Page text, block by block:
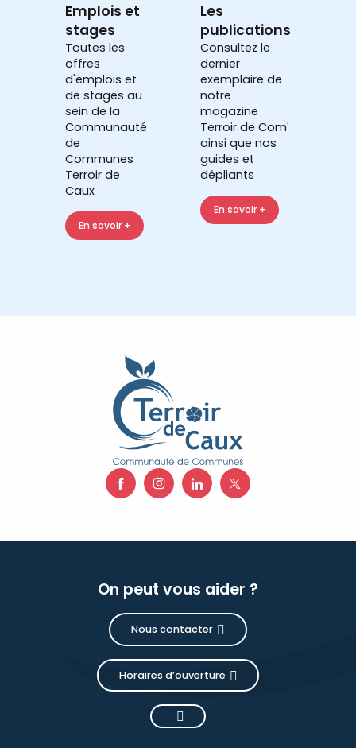
Emplois et
stages
Toutes les
offres
d'emplois et
de stages au
sein de la
Communauté
de
Communes
Terroir de
Caux
En savoir +
Les
publications
Consultez le
dernier
exemplaire de
notre
magazine
Terroir de Com'
ainsi que nos
guides et
dépliants
En savoir +
On peut vous aider ?
Nous contacter
Horaires d’ouverture